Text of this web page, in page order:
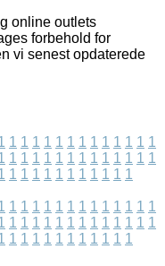
online outlets
forbehold for
vi senest opdaterede
1 1 1 1 1 1 1 1 1 1 1 1 1
1 1 1 1 1 1 1 1 1 1 1 1 1
1 1 1 1 1 1 1 1 1 1 1
1 1 1 1 1 1 1 1 1 1 1 1 1
1 1 1 1 1 1 1 1 1 1 1 1 1
1 1 1 1 1 1 1 1 1 1 1